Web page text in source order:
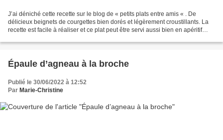
J’ai déniché cette recette sur le blog de « petits plats entre amis « . De
délicieux beignets de courgettes bien dorés et légèrement croustillants. La
recette est facile à réaliser et ce plat peut être servi aussi bien en apéritif
Épaule d’agneau à la broche
Publié le 30/06/2022 à 12:52
Par Marie-Christine